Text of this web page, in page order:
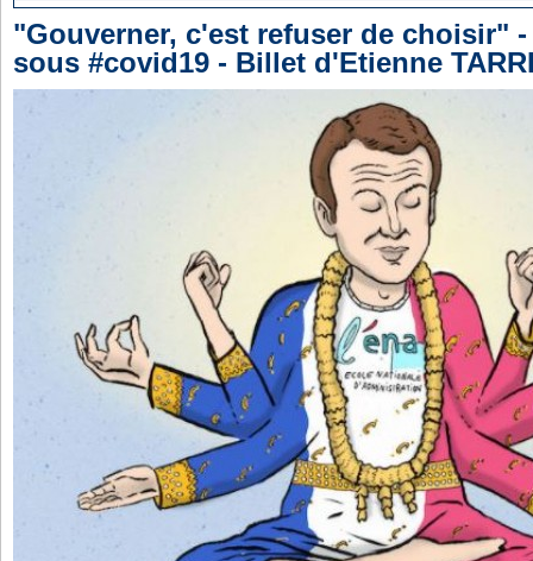
"Gouverner, c'est refuser de choisir"
sous #covid19 - Billet d'Etienne